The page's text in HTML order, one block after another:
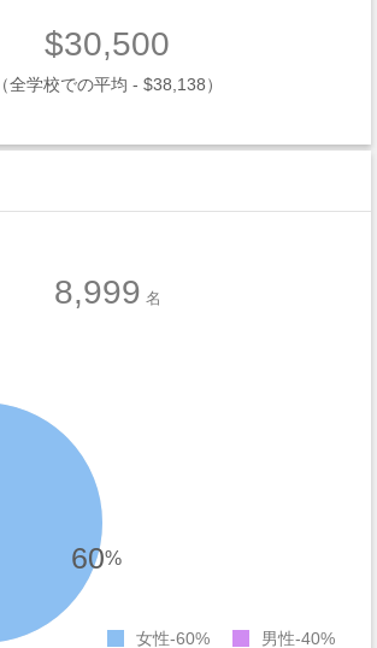
$30,500
（全学校での平均 - $38,138）
8,999 名
60%
女性 60% 男性 40%